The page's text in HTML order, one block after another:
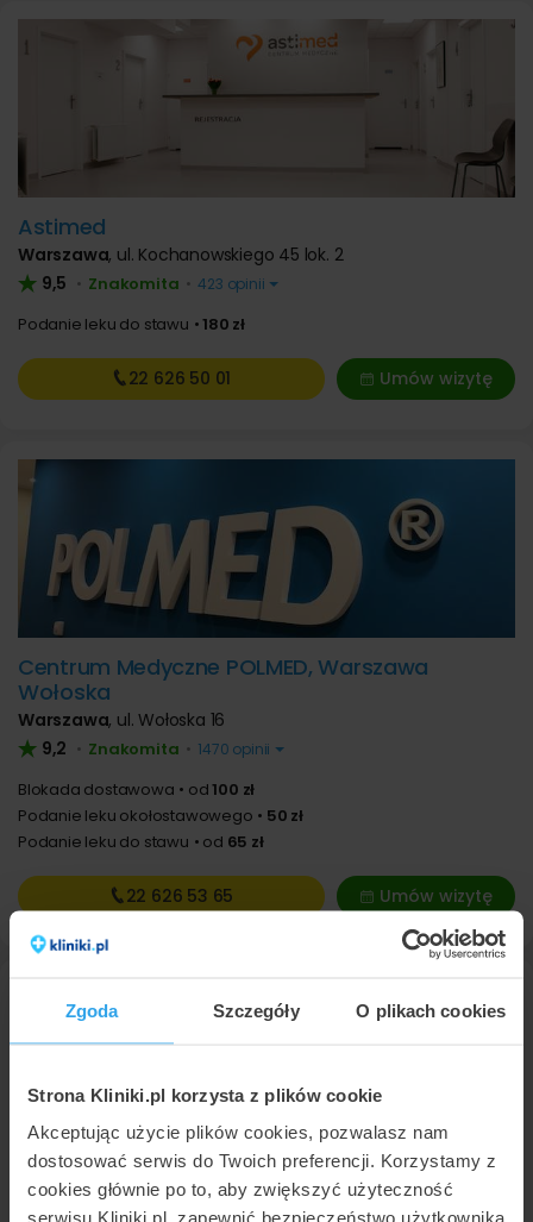
Zgoda Szczegóły O plikach cookies
Strona Kliniki.pl korzysta z plików cookie
Akceptując użycie plików cookies, pozwalasz nam
dostosować serwis do Twoich preferencji. Korzystamy z
cookies głównie po to, aby zwiększyć użyteczność
serwisu Kliniki.pl, zapewnić bezpieczeństwo użytkownika
Astimed
Warszawa, ul. Kochanowskiego 45 lok. 2
9,5 • Znakomita • 423 opinii
Podanie leku do stawu 180 zł
Umów wizytę
22 626 50 01
Centrum Medyczne POLMED, Warszawa
Wołoska
Warszawa, ul. Wołoska 16
9,2 • Znakomita • 1470 opinii
Blokada dostawowa od100 zł
Podanie leku okołostawowego
50 zł
Podanie leku do stawu
od 65 zł
Umów wizytę
22 626 53 65
Medi Horizon Clinic
Warszawa,ul. Domaniewska 39A